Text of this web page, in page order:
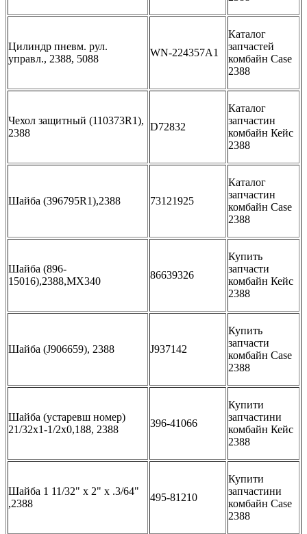
Цилиндр пневм. рул.
управл., 2388, 5088
WN-224357A1
Каталог
запчастей
комбайн Case
2388
Чехол защитный (110373R1),
2388
D72832
Каталог
запчастин
комбайн Кейс
2388
Шайба (396795R1),2388 73121925
Каталог
запчастин
комбайн Case
2388
Шайба (896-
15016),2388,MX340
86639326
Купить
запчасти
комбайн Кейс
2388
Шайба (J906659), 2388 J937142
Купить
запчасти
комбайн Case
2388
Шайба (устаревш номер)
21/32х1-1/2х0,188, 2388
396-41066
Купити
запчастини
комбайн Кейс
2388
Шайба 1 11/32" x 2" x .3/64"
,2388
495-81210
Купити
запчастини
комбайн Case
2388